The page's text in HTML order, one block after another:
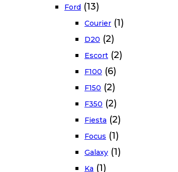
Ford (13)
Courier (1)
D20 (2)
Escort (2)
F100 (6)
F150 (2)
F350 (2)
Fiesta (2)
Focus (1)
Galaxy (1)
Ka (1)